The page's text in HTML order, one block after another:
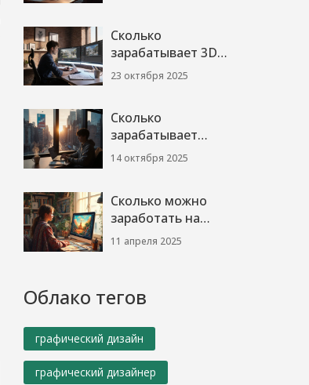
примерами и
навыками (2025)
Сколько
зарабатывает 3D
визуализатор в
США? Полный
2025
23 октября 2025
Сколько
зарабатывает
дизайнер в
Нью‑Йорке?
2025
14 октября 2025
Сколько можно
заработать на
фрилансе
графическому
11 апреля 2025
Облако тегов
графический дизайн
графический дизайнер